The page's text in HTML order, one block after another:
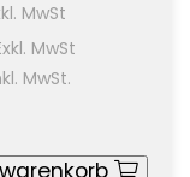
MwSt
MwSt
MwSt.